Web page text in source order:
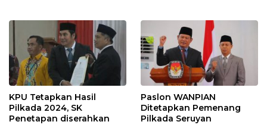
KPU Tetapkan Hasil
Pilkada 2024, SK
Penetapan diserahkan
Paslon WANPIAN
Ditetapkan Pemenang
Pilkada Seruyan